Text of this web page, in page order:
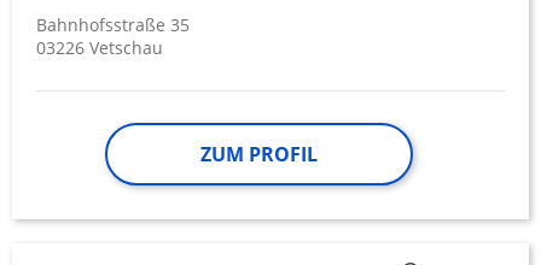
Bahnhofsstraße 35
03226 Vetschau
ZUM PROFIL